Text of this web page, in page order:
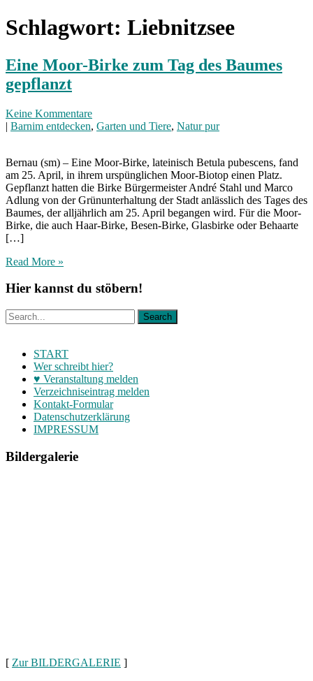
Schlagwort: Liebnitzsee
Eine Moor-Birke zum Tag des Baumes
gepflanzt
Keine Kommentare
| Barnim entdecken, Garten und Tiere, Natur pur
Bernau (sm) – Eine Moor-Birke, lateinisch Betula pubescens, fand
am 25. April, in ihrem urspünglichen Moor-Biotop einen Platz.
Gepflanzt hatten die Birke Bürgermeister André Stahl und Marco
Adlung von der Grünunterhaltung der Stadt anlässlich des Tages des
Baumes, der alljährlich am 25. April begangen wird. Für die Moor-
Birke, die auch Haar-Birke, Besen-Birke, Glasbirke oder Behaarte
[…]
Read More »
Hier kannst du stöbern!
START
Wer schreibt hier?
♥ Veranstaltung melden
Verzeichniseintrag melden
Kontakt-Formular
Datenschutzerklärung
IMPRESSUM
Bildergalerie
[ Zur BILDERGALERIE ]